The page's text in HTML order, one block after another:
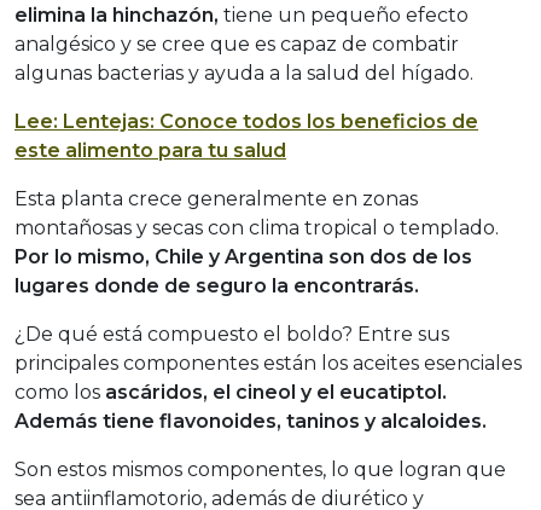
elimina la hinchazón, tiene un pequeño efecto
analgésico y se cree que es capaz de combatir
algunas bacterias y ayuda a la salud del hígado.
Lee: Lentejas: Conoce todos los beneficios de
este alimento para tu salud
Esta planta crece generalmente en zonas
montañosas y secas con clima tropical o templado.
Por lo mismo, Chile y Argentina son dos de los
lugares donde de seguro la encontrarás.
¿De qué está compuesto el boldo? Entre sus
principales componentes están los aceites esenciales
como los ascáridos, el cineol y el eucatiptol.
Además tiene flavonoides, taninos y alcaloides.
Son estos mismos componentes, lo que logran que
sea antiinflamotorio, además de diurético y